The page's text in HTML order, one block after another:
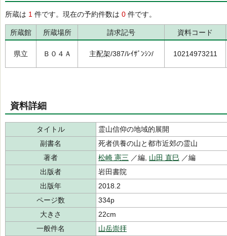
所蔵は 1 件です。現在の予約件数は 0 件です。
所蔵館 所蔵場所 請求記号 資料コード
県立 Ｂ０４Ａ 主配架/387/ﾚｲｻﾞﾝｼﾝ/ 10214973211
資料詳細
タイトル
霊山信仰の地域的展開
副書名
死者供養の山と都市近郊の霊山
著者
松崎 憲三 ／編, 山田 直巳 ／編
出版者
岩田書院
出版年
2018.2
ページ数
334p
大きさ
22cm
一般件名
山岳崇拝